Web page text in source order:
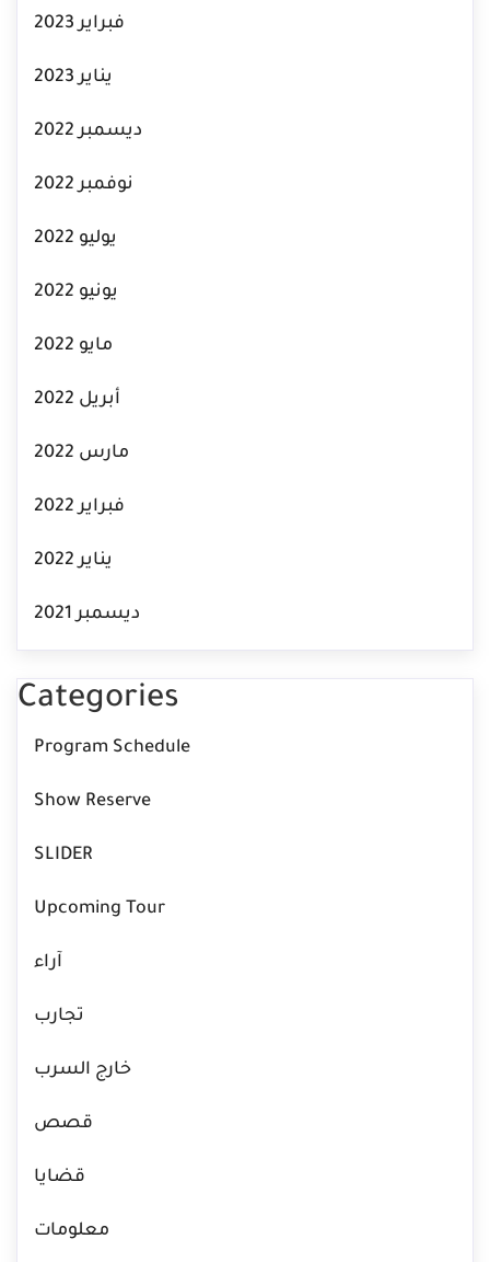
فبراير 2023
يناير 2023
ديسمبر 2022
نوفمبر 2022
يوليو 2022
يونيو 2022
مايو 2022
أبريل 2022
مارس 2022
فبراير 2022
يناير 2022
ديسمبر 2021
Categories
Program Schedule
Show Reserve
SLIDER
Upcoming Tour
آراء
تجارب
خارج السرب
قصص
قضايا
معلومات